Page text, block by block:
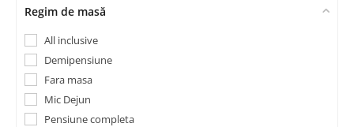
Spa și centru de wellness
Terasă
Transfer de la și/sau la aeroport
Umbrele de plajă
Umbrele și sezlonguri pentru piscină
Uscător de păr
Uscător de rufe
Wi-fi în cameră
Regim de masă
All inclusive
Demipensiune
Fara masa
Mic Dejun
Pensiune completa